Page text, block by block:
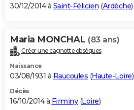
30/12/2014 à Saint-Félicien (Ardèche)
Maria MONCHAL (83 ans)
Créer une cagnotte obsèques
Naissance
03/08/1931 à Raucoules (Haute-Loire)
Décès
16/10/2014 à Firminy(Loire)